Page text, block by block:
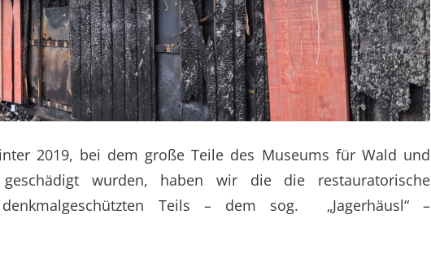
2019, bei dem große Teile des Museums für Wald und
wurden, haben wir die die restauratorische
Teils – dem sog. „Jagerhäusl“ –